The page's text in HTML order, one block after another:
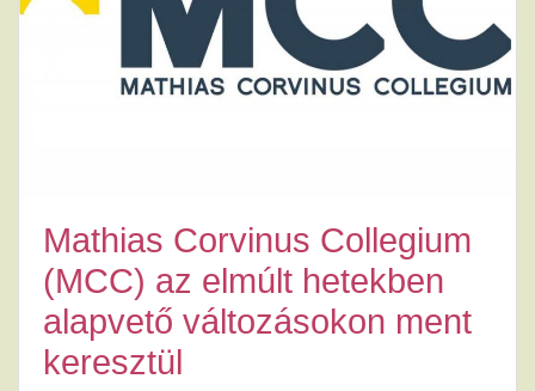
Mathias Corvinus Collegium
(MCC) az elmúlt hetekben
alapvető változásokon ment
keresztül